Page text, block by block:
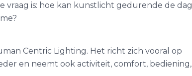
vraag is: hoe kan kunstlicht gedurende de dag
Centric Lighting. Het richt zich vooral op
en neemt ook activiteit, comfort, bediening,